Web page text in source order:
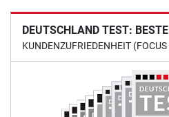
DEUTSCHLAND TEST:
KUNDENZUFRIEDENHEIT